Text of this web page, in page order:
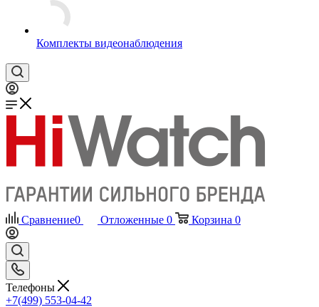
Комплекты видеонаблюдения
Сравнение0 Отложенные 0 Корзина 0
Телефоны
+7(499) 553-04-42